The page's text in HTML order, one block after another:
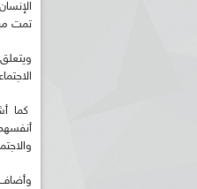
تمت
كما
وأضاف